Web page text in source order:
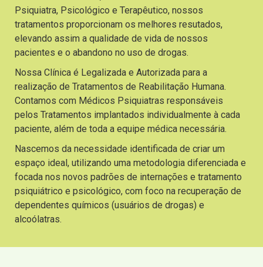
Psiquiatra, Psicológico e Terapêutico, nossos
tratamentos proporcionam os melhores resutados,
elevando assim a qualidade de vida de nossos
pacientes e o abandono no uso de drogas.
Nossa Clínica é Legalizada e Autorizada para a
realização de Tratamentos de Reabilitação Humana.
Contamos com Médicos Psiquiatras responsáveis
pelos Tratamentos implantados individualmente à cada
paciente, além de toda a equipe médica necessária.
Nascemos da necessidade identificada de criar um
espaço ideal, utilizando uma metodologia diferenciada e
focada nos novos padrões de internações e tratamento
psiquiátrico e psicológico, com foco na recuperação de
dependentes químicos (usuários de drogas) e
alcoólatras.